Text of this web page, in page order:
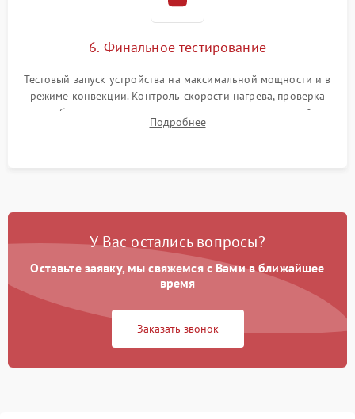
6. Финальное тестирование
Тестовый запуск устройства на максимальной мощности и в
режиме конвекции. Контроль скорости нагрева, проверка
срабатывания термостата при достижении заданной
температуры и тест на отсутствие утечек тока.
Подробнее
У Вас остались вопросы?
Оставьте заявку, мы свяжемся с Вами в ближайшее
время
Заказать звонок